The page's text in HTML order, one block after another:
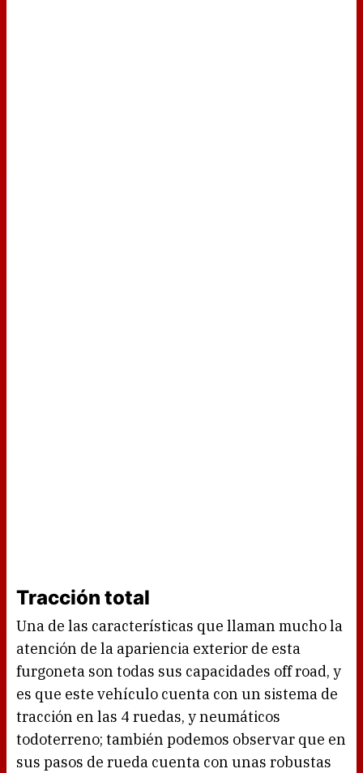
Tracción total
Una de las características que llaman mucho la
atención de la apariencia exterior de esta
furgoneta son todas sus capacidades off road, y
es que este vehículo cuenta con un sistema de
tracción en las 4 ruedas, y neumáticos
todoterreno; también podemos observar que en
sus pasos de rueda cuenta con unas robustas